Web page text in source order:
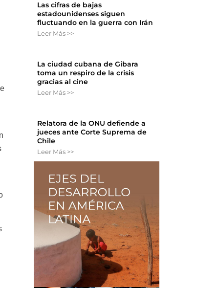
Las cifras de bajas
estadounidenses siguen
fluctuando en la guerra con Irán
Leer Más >>
La ciudad cubana de Gibara
toma un respiro de la crisis
gracias al cine
Leer Más >>
Relatora de la ONU defiende a
jueces ante Corte Suprema de
Chile
Leer Más >>